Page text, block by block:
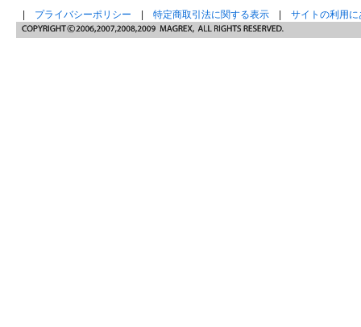
プライバシーポリシー 特定商取引法に関する表示 サイトの利用に